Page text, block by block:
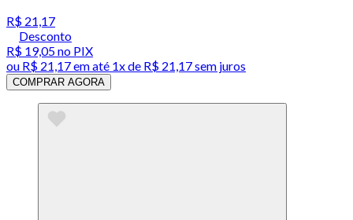
R$ 21,17
Desconto
R$ 19,05no PIX
ou R$ 21,17em até 1x de R$ 21,17sem juros
COMPRAR AGORA